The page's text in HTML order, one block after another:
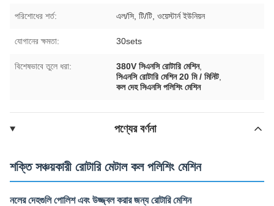
পরিশোধের শর্ত: এল/সি, টি/টি, ওয়েস্টার্ন ইউনিয়ন
যোগানের ক্ষমতা: 30sets
বিশেষভাবে তুলে ধরা: 380V সিএনসি রোটারি মেশিন,
সিএনসি রোটারি মেশিন 20 মি / মিনিট,
কল দেহ সিএনসি পলিশিং মেশিন
পণ্যের বর্ণনা
শক্তি সঞ্চয়কারী রোটারি মেটাল কল পলিশিং মেশিন
নলের দেহগুলি পোলিশ এবং উজ্জ্বল করার জন্য রোটারি মেশিন